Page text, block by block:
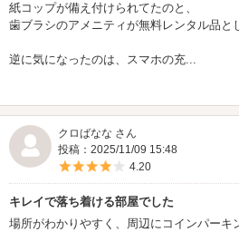
紙コップが備え付けられてたのと、
歯ブラシのアメニティが無料レンタル品と
逆に気になったのは、スマホの充...
クロばなな さん
投稿：2025/11/09 15:48
5つ星のうち4
4.20
キレイで落ち着ける部屋でした
場所がわかりやすく、周辺にコインパーキ